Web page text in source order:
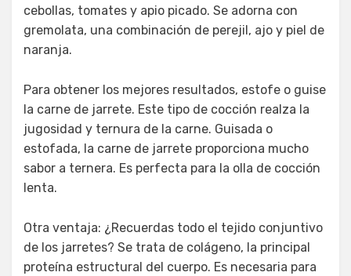
cebollas, tomates y apio picado. Se adorna con
gremolata, una combinación de perejil, ajo y piel de
naranja.
Para obtener los mejores resultados, estofe o guise
la carne de jarrete. Este tipo de cocción realza la
jugosidad y ternura de la carne. Guisada o
estofada, la carne de jarrete proporciona mucho
sabor a ternera. Es perfecta para la olla de cocción
lenta.
Otra ventaja: ¿Recuerdas todo el tejido conjuntivo
de los jarretes? Se trata de colágeno, la principal
proteína estructural del cuerpo. Es necesaria para